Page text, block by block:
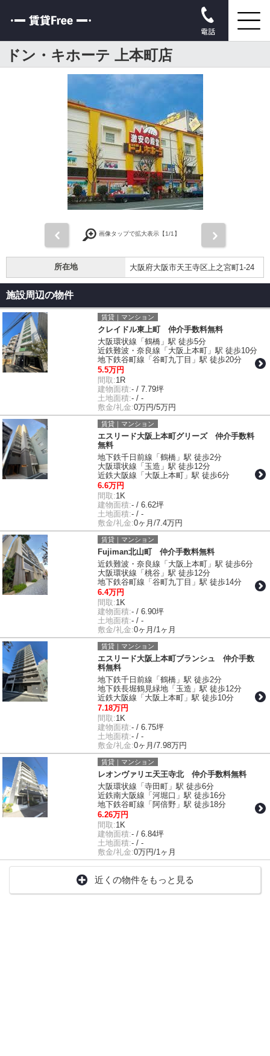
電話
ドン・キホーテ 上本町店
画像タップで拡大表示【1/1】
所在地 大阪府大阪市天王寺区上之宮町1-24
施設周辺の物件
賃貸｜マンション
クレイドル東上町 仲介手数料無料
大阪環状線「鶴橋」駅 徒歩5分
近鉄難波・奈良線「大阪上本町」駅 徒歩10分
地下鉄谷町線「谷町九丁目」駅 徒歩20分
5.5万円
間取:1R
建物面積:- / 7.79坪
土地面積:- / -
敷金/礼金:0万円/5万円
賃貸｜マンション
エスリード大阪上本町グリーズ 仲介手数料
無料
地下鉄千日前線「鶴橋」駅 徒歩2分
大阪環状線「玉造」駅 徒歩12分
近鉄大阪線「大阪上本町」駅 徒歩6分
6.6万円
間取:1K
建物面積:- / 6.62坪
土地面積:- / -
敷金/礼金:0ヶ月/7.4万円
賃貸｜マンション
Fujiman北山町 仲介手数料無料
近鉄難波・奈良線「大阪上本町」駅 徒歩6分
大阪環状線「桃谷」駅 徒歩12分
地下鉄谷町線「谷町九丁目」駅 徒歩14分
6.4万円
間取:1K
建物面積:- / 6.90坪
土地面積:- / -
敷金/礼金:0ヶ月/1ヶ月
賃貸｜マンション
エスリード大阪上本町ブランシュ 仲介手数
料無料
地下鉄千日前線「鶴橋」駅 徒歩2分
地下鉄長堀鶴見緑地「玉造」駅 徒歩12分
近鉄大阪線「大阪上本町」駅 徒歩10分
7.18万円
間取:1K
建物面積:- / 6.75坪
土地面積:- / -
敷金/礼金:0ヶ月/7.98万円
賃貸｜マンション
レオンヴァリエ天王寺北 仲介手数料無料
大阪環状線「寺田町」駅 徒歩6分
近鉄南大阪線「河堀口」駅 徒歩16分
地下鉄谷町線「阿倍野」駅 徒歩18分
6.26万円
間取:1K
建物面積:- / 6.84坪
土地面積:- / -
敷金/礼金:0万円/1ヶ月
近くの物件をもっと見る